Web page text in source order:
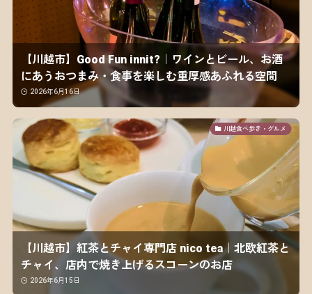
【川越市】Good Fun innit?｜ワインとビール、お酒
にあうおつまみ・食事を楽しむ重厚感あふれる空間
2026年6月16日
川越食べ歩き・グルメ
【川越市】紅茶とチャイ専門店 nico tea｜北欧紅茶と
チャイ、店内で焼き上げるスコーンのお店
2026年6月15日